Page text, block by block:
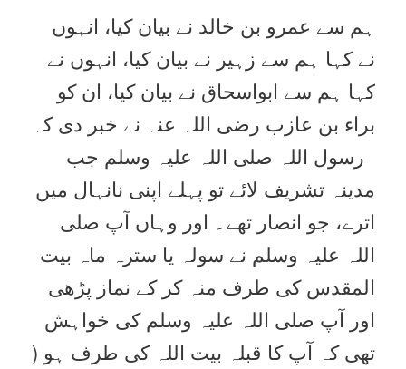
ہم سے عمرو بن خالد نے بیان کیا، انہوں
نے کہا ہم سے زہیر نے بیان کیا، انہوں نے
کہا ہم سے ابواسحاق نے بیان کیا، ان کو
براء بن عازب رضی اللہ عنہ نے خبر دی کہ
رسول اللہ صلی اللہ علیہ وسلم جب
مدینہ تشریف لائے تو پہلے اپنی نانہال میں
اترے، جو انصار تھے۔ اور وہاں آپ صلی
اللہ علیہ وسلم نے سولہ یا سترہ ماہ بیت
المقدس کی طرف منہ کر کے نماز پڑھی
اور آپ صلی اللہ علیہ وسلم کی خواہش
تھی کہ آپ کا قبلہ بیت اللہ کی طرف ہو (